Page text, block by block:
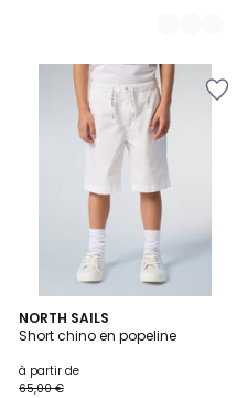
NORTH SAILS
Short chino en popeline
à partir de
65,00 €
3
Couleurs